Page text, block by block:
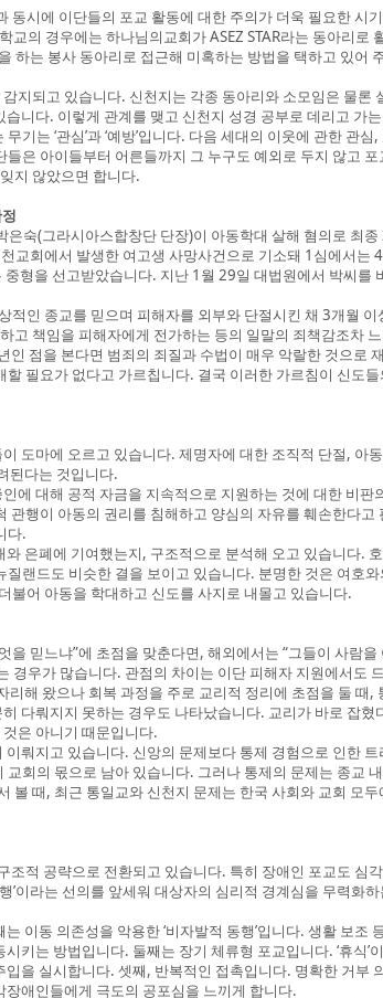
시에 이단들의 포교 활동에 대한 주의가 더욱 필요한 시
교의 경우에는 하나님의교회가 ASEZ STAR라는 동아리로
하는 봉사 동아리로 접근해 미혹하는 방법을 택하고 있어
지되고 있습니다. 신천지는 각종 동아리와 소모임은 물론
니다. 이렇게 관계를 맺고 신천지 성경 공부로 데리고 가
기는 ‘관심’과 ‘예방’입니다. 다음 세대의 이웃에 관한 관심
은 아이들부터 어른들까지 그 누구도 예외로 두지 않고 포
지 않았으면 합니다.
숙(그라시아스합창단 단장)이 아동학대 살해 혐의로 최
교회에서 발생한 여고생 사망사건으로 기소돼 1심에서는
형을 선고받았습니다. 지난 1월 29일 대법원에서 박씨를
인 종교를 믿으며 피해자를 외부와 단절시킨 채 3개월 이
고 책임을 피해자에게 전가하는 등의 일말의 죄책감조차
점을 본다면 범죄의 죄질과 수법이 매우 악랄한 것으로
필요가 없다고 가르칩니다. 결국 이러한 가르침이 신도
도마에 오르고 있습니다. 제명자에 대한 조직적 단절, 아
된다는 것입니다.
에 대해 공적 자금을 지속적으로 지원하는 것에 대한 비판
관행이 아동의 권리를 침해하고 양심의 자유를 훼손한다고
다.
은폐에 기여했는지, 구조적으로 분석해 오고 있습니다.
랜드도 비슷한 결을 보이고 있습니다. 분명한 것은 여호
불어 아동을 학대하고 신도를 사지로 내몰고 있습니다.
을 믿느냐”에 초점을 맞춘다면, 해외에서는 “그들이 사람을
경우가 많습니다. 관점의 차이는 이단 피해자 지원에서도
해 왔으나 회복 과정을 주로 교리적 정리에 초점을 둘 때,
다뤄지지 못하는 경우도 나타났습니다. 교리가 바로 잡혔
은 아니기 때문입니다.
뤄지고 있습니다. 신앙의 문제보다 통제 경험으로 인한 트
회의 몫으로 남아 있습니다. 그러나 통제의 문제는 종교
볼 때, 최근 통일교와 신천지 문제는 한국 사회와 교회 모
조적 공략으로 전환되고 있습니다. 특히 장애인 포교도 심
’이라는 선의를 앞세워 대상자의 심리적 경계심을 무력화
이동 의존성을 악용한 ‘비자발적 동행’입니다. 생활 보조
키는 방법입니다. 둘째는 장기 체류형 포교입니다. ‘휴식’이
을 실시합니다. 셋째, 반복적인 접촉입니다. 명확한 거부
애인들에게 극도의 공포심을 느끼게 합니다.